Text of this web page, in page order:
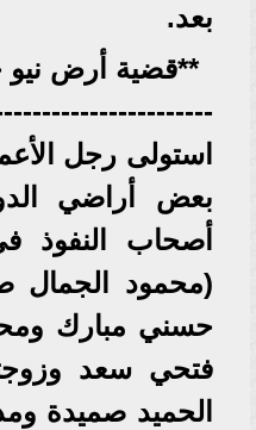
بعد.
**قضية أرض نيو
استولى رجل
بعض أراضي
أصحاب النفوذ
(محمود الجمال
حسني مبارك
فتحي سعد
الحميد صميدة